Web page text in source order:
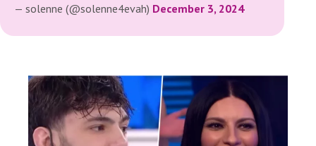
— solenne (@solenne4evah) December 3, 2024